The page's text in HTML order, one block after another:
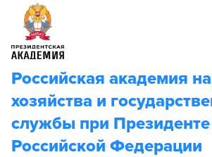
Российская академия
хозяйства и
службы при Президенте
Российской Федерации